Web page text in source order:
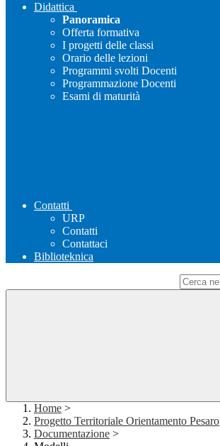
Didattica
Panoramica
Offerta formativa
I progetti delle classi
Orario delle lezioni
Programmi svolti Docenti
Programmazione Docenti
Esami di maturità
Contatti
URP
Contatti
Contattaci
Biblioteknica
Home >
Progetto Territoriale Orientamento Pesaro
Documentazione >